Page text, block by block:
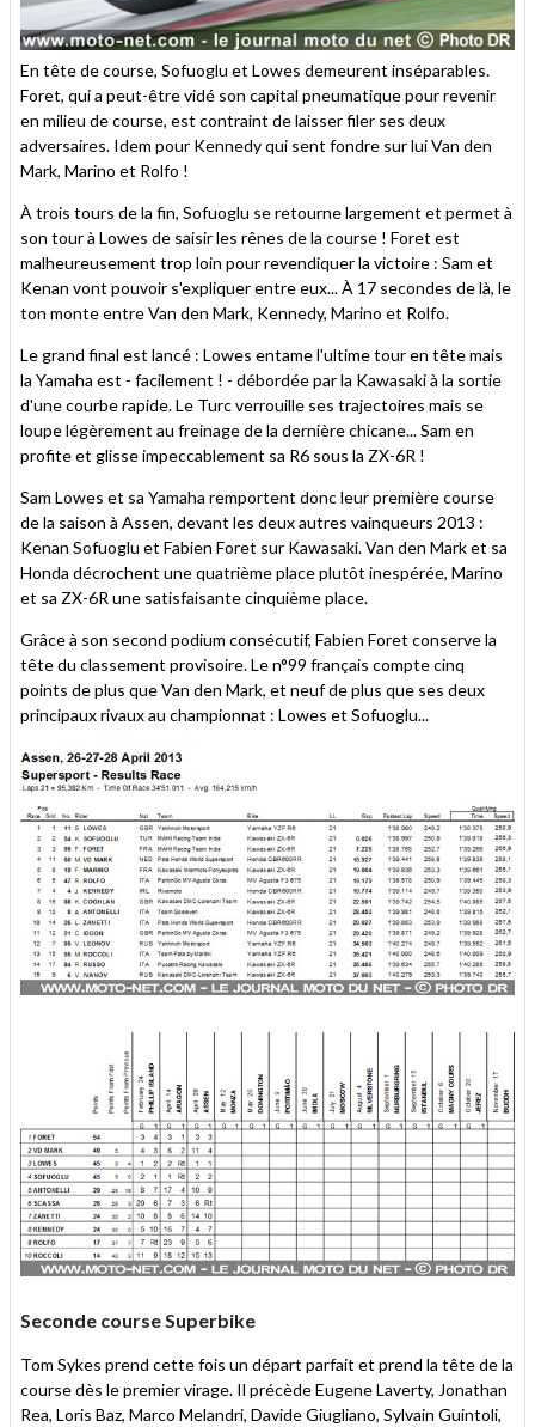
En tête de course, Sofuoglu et Lowes demeurent inséparables.
Foret, qui a peut-être vidé son capital pneumatique pour revenir
en milieu de course, est contraint de laisser filer ses deux
adversaires. Idem pour Kennedy qui sent fondre sur lui Van den
Mark, Marino et Rolfo !
À trois tours de la fin, Sofuoglu se retourne largement et permet à
son tour à Lowes de saisir les rênes de la course ! Foret est
malheureusement trop loin pour revendiquer la victoire : Sam et
Kenan vont pouvoir s'expliquer entre eux... À 17 secondes de là, le
ton monte entre Van den Mark, Kennedy, Marino et Rolfo.
Le grand final est lancé : Lowes entame l'ultime tour en tête mais
la Yamaha est - facilement ! - débordée par la Kawasaki à la sortie
d'une courbe rapide. Le Turc verrouille ses trajectoires mais se
loupe légèrement au freinage de la dernière chicane... Sam en
profite et glisse impeccablement sa R6 sous la ZX-6R !
Sam Lowes et sa Yamaha remportent donc leur première course
de la saison à Assen, devant les deux autres vainqueurs 2013 :
Kenan Sofuoglu et Fabien Foret sur Kawasaki. Van den Mark et sa
Honda décrochent une quatrième place plutôt inespérée, Marino
et sa ZX-6R une satisfaisante cinquième place.
Grâce à son second podium consécutif, Fabien Foret conserve la
tête du classement provisoire. Le n°99 français compte cinq
points de plus que Van den Mark, et neuf de plus que ses deux
principaux rivaux au championnat : Lowes et Sofuoglu...
Seconde course Superbike
Tom Sykes prend cette fois un départ parfait et prend la tête de la
course dès le premier virage. Il précède Eugene Laverty, Jonathan
Rea, Loris Baz, Marco Melandri, Davide Giugliano, Sylvain Guintoli,